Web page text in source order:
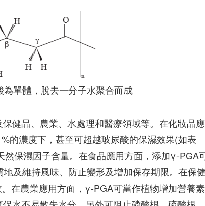
單體，脫去一分子水聚合而成
健品、農業、水處理和醫療領域等。在化妝品
的濃度下，甚至可超越玻尿酸的保濕效果(如表
保濕因子含量。在食品應用方面，添加γ-PGA
及維持風味、防止變形及增加保存期限。在保
在農業應用方面，γ-PGA可當作植物增加營養